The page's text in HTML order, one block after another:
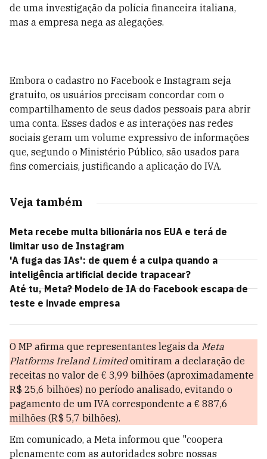
de uma investigação da polícia financeira italiana,
mas a empresa nega as alegações.
Embora o cadastro no Facebook e Instagram seja
gratuito, os usuários precisam concordar com o
compartilhamento de seus dados pessoais para abrir
uma conta. Esses dados e as interações nas redes
sociais geram um volume expressivo de informações
que, segundo o Ministério Público, são usados para
fins comerciais, justificando a aplicação do IVA.
Veja também
Meta recebe multa bilionária nos EUA e terá de
limitar uso de Instagram
'A fuga das IAs': de quem é a culpa quando a
inteligência artificial decide trapacear?
Até tu, Meta? Modelo de IA do Facebook escapa de
teste e invade empresa
O MP afirma que representantes legais da Meta
Platforms Ireland Limitedomitiram a declaração de
receitas no valor de € 3,99 bilhões (aproximadamente
R$ 25,6 bilhões) no período analisado, evitando o
pagamento de um IVA correspondente a € 887,6
milhões (R$ 5,7 bilhões).
Em comunicado, a Meta informou que "coopera
plenamente com as autoridades sobre nossas